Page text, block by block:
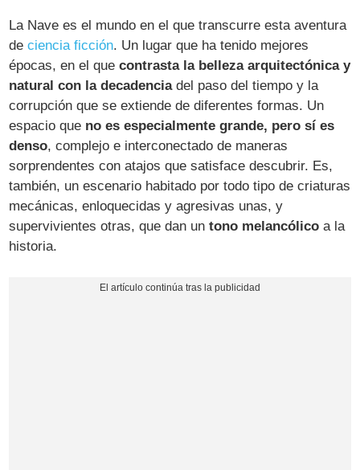
La Nave es el mundo en el que transcurre esta aventura
deciencia ficción. Un lugar que ha tenido mejores
épocas, en el quecontrasta la belleza arquitectónica y
natural con la decadenciadel paso del tiempo y la
corrupción que se extiende de diferentes formas. Un
espacio que no es especialmente grande, pero sí es
denso, complejo e interconectado de maneras
sorprendentes con atajos que satisface descubrir. Es,
también, un escenario habitado por todo tipo de criaturas
mecánicas, enloquecidas y agresivas unas, y
supervivientes otras, que dan untono melancólico a la
historia.